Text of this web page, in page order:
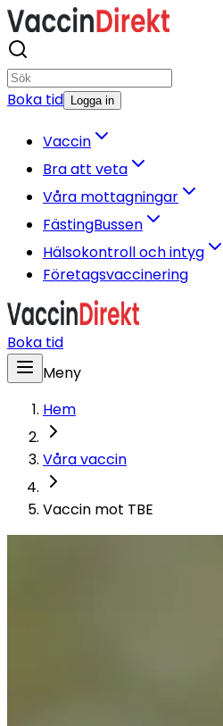
Boka tid Logga in
Vaccin
Bra att veta
Våra mottagningar
FästingBussen
Hälsokontroll och intyg
Företagsvaccinering
Boka tid
Meny
Hem
Våra vaccin
Vaccin mot TBE